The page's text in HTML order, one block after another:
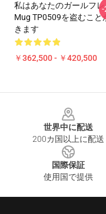
私はあなたのガールフ
Mug TP0509を盗むこと
きます
￥362,500 - ￥420,500
-
世界中に配送
200カ国以上に配送
国際保証
使用国で提供